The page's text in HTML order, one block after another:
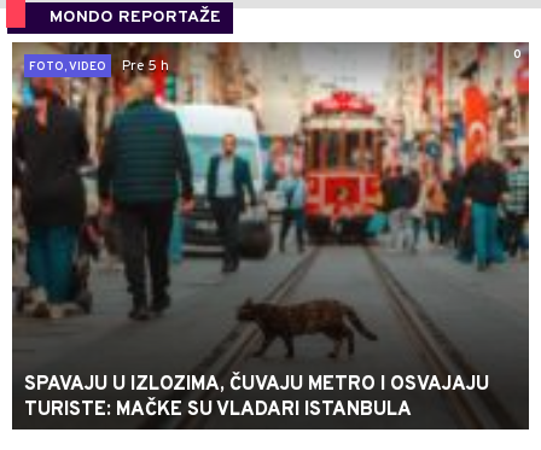
MONDO REPORTAŽE
0
FOTO, VIDEO
Pre 5 h
SPAVAJU U IZLOZIMA, ČUVAJU METRO I OSVAJAJU
TURISTE: MAČKE SU VLADARI ISTANBULA